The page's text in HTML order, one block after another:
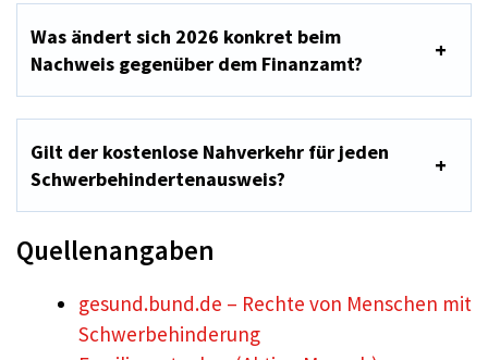
Was ändert sich 2026 konkret beim
Nachweis gegenüber dem Finanzamt?
Gilt der kostenlose Nahverkehr für jeden
Schwerbehindertenausweis?
Quellenangaben
gesund.bund.de – Rechte von Menschen mit
Schwerbehinderung